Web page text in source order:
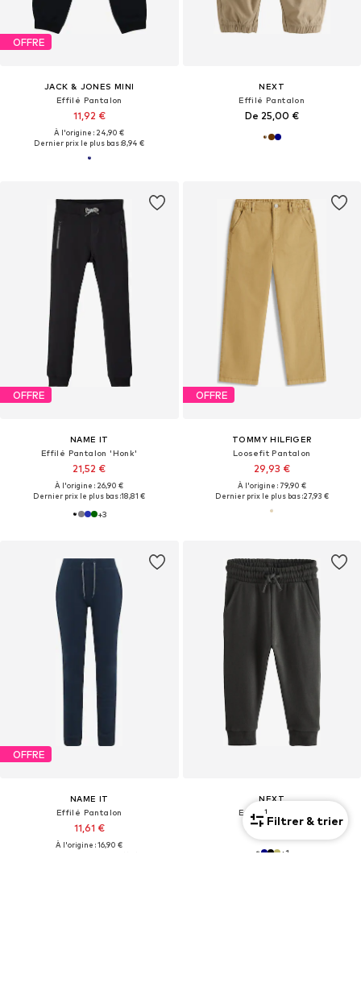
OFFRE
JACK & JONES MINI
Effilé Pantalon
11,92 €
À l'origine : 24,90 €
Dernier prix le plus bas :8,94 €
NEXT
Effilé Pantalon
De 25,00 €
OFFRE
NAME IT
Effilé Pantalon 'Honk'
21,52 €
À l'origine : 26,90 €
Dernier prix le plus bas :18,81 €
+3
OFFRE
TOMMY HILFIGER
Loosefit Pantalon
29,93 €
À l'origine : 79,90 €
Dernier prix le plus bas :27,93 €
OFFRE
NAME IT
Effilé Pantalon
11,61 €
À l'origine : 16,90 €
NEXT
Effilé Pantalon
De 13,00 €
+1
1
Filtrer & trier